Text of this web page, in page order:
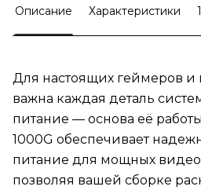
Описание Характеристики
Для настоящих геймеров и
важна каждая деталь
питание — основа её
1000G обеспечивает
питание для мощных
позволяя вашей сборке